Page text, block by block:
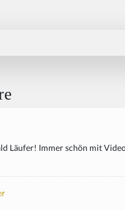
Läufer! Immer schön mit